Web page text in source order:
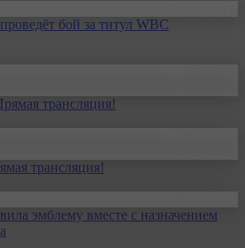
бой за титул WBC
трансляция!
трансляция!
эмблему вместе с назначением